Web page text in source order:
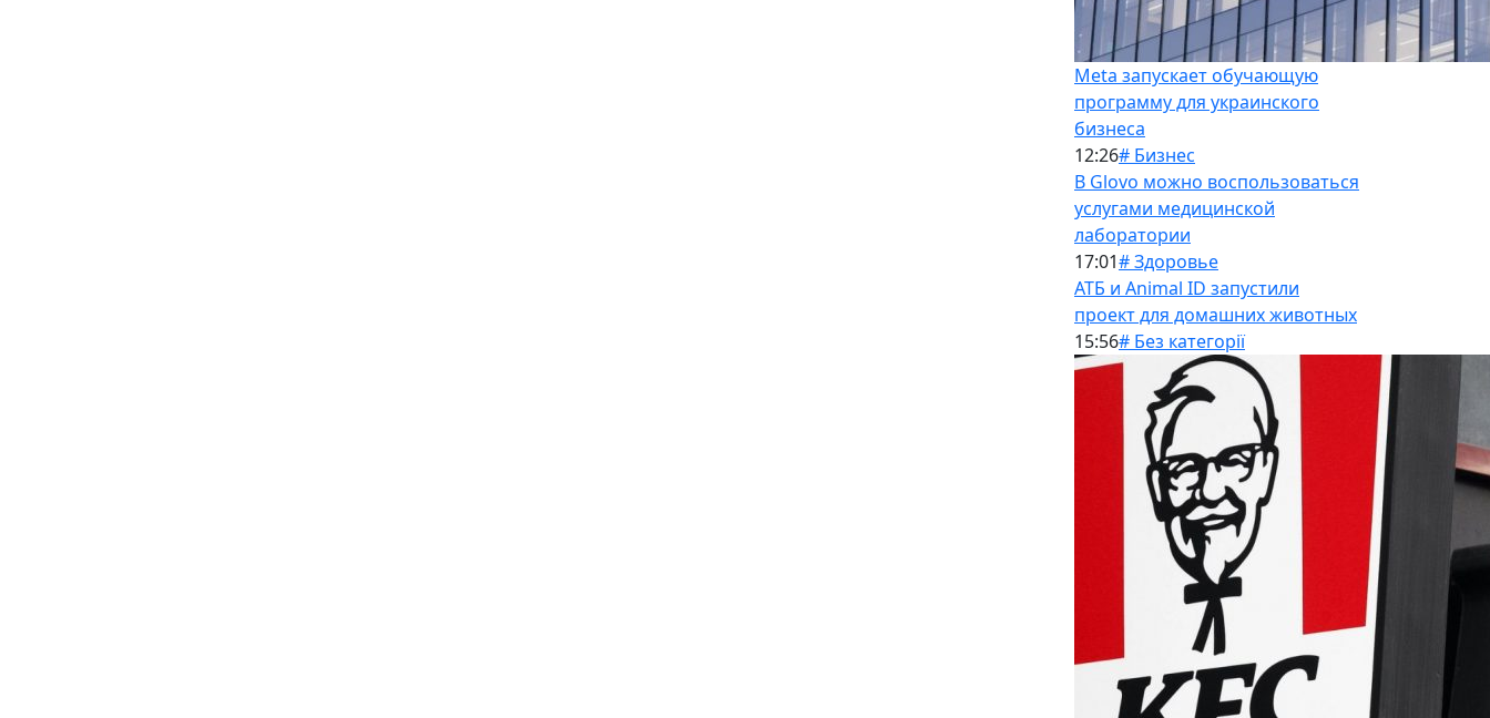
Meta запускает обучающую
программу для украинского
бизнеса
12:26# Бизнес
В Glovo можно воспользоваться
услугами медицинской
лаборатории
17:01# Здоровье
АТБ и Animal ID запустили
проект для домашних животных
15:56# Без категорії